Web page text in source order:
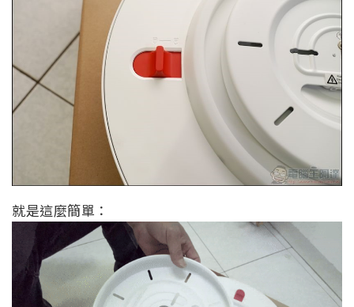
就是這麼簡單：